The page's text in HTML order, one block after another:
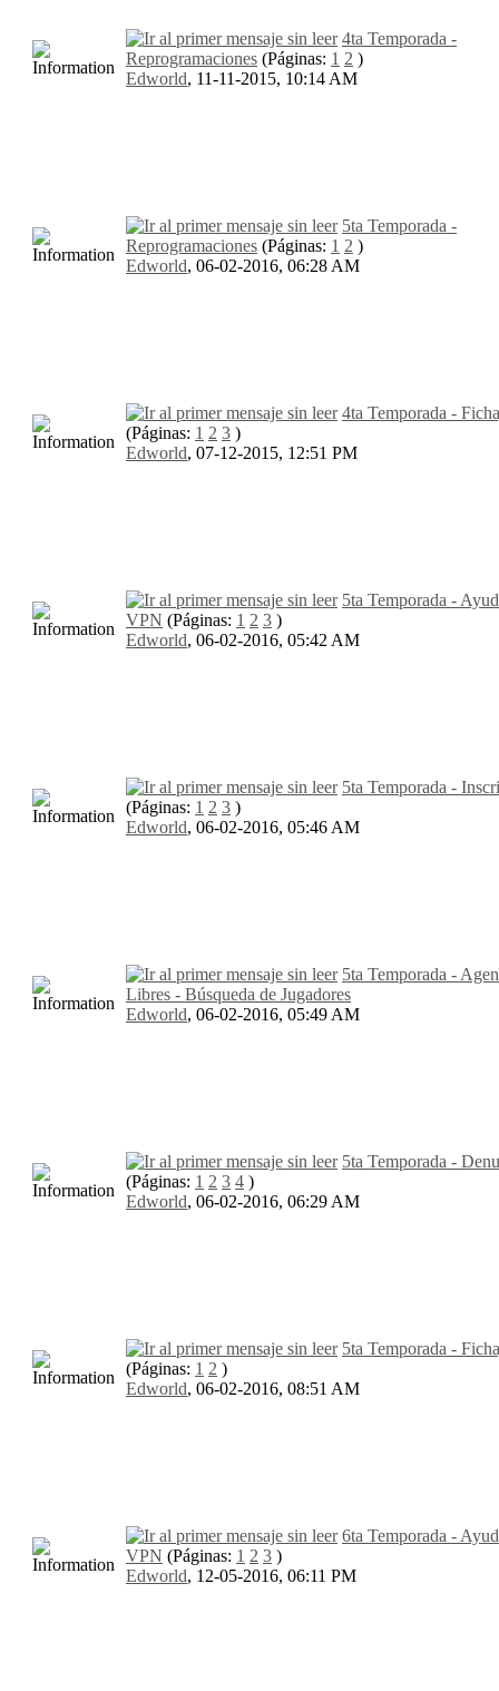
4ta Temporada -
Reprogramaciones (Páginas: 1 2 )
Edworld, 11-11-2015, 10:14 AM
5ta Temporada -
Reprogramaciones (Páginas: 1 2 )
Edworld, 06-02-2016, 06:28 AM
4ta Temporada -
(Páginas: 1 2 3 )
Edworld, 07-12-2015, 12:51 PM
5ta Temporada -
VPN (Páginas: 1 2 3 )
Edworld, 06-02-2016, 05:42 AM
5ta Temporada -
(Páginas: 1 2 3 )
Edworld, 06-02-2016, 05:46 AM
5ta Temporada -
Libres - Búsqueda de Jugadores
Edworld, 06-02-2016, 05:49 AM
5ta Temporada -
(Páginas: 1 2 3 4 )
Edworld, 06-02-2016, 06:29 AM
5ta Temporada -
(Páginas: 1 2 )
Edworld, 06-02-2016, 08:51 AM
6ta Temporada -
VPN (Páginas: 1 2 3 )
Edworld, 12-05-2016, 06:11 PM